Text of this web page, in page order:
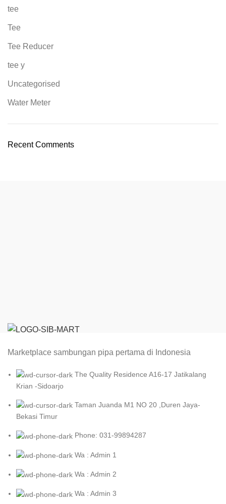
tee
Tee
Tee Reducer
tee y
Uncategorised
Water Meter
Recent Comments
Marketplace sambungan pipa pertama di Indonesia
The Quality Residence A16-17 Jatikalang
Krian -Sidoarjo
Taman Juanda M1 NO 20 ,Duren Jaya-
Bekasi Timur
Phone: 031-99894287
Wa : Admin 1
Wa : Admin 2
Wa : Admin 3